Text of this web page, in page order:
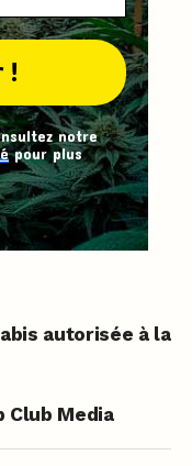
notre
pour plus
autorisée à la
Club Media